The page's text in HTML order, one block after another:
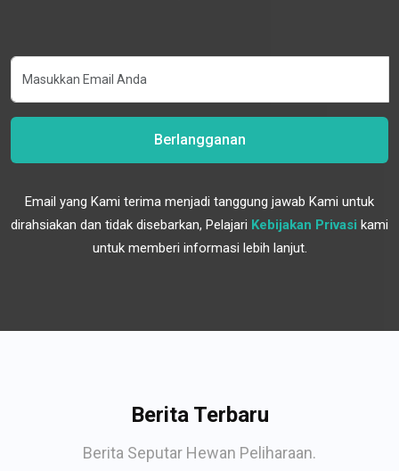
Berlangganan
Email yang Kami terima menjadi tanggung jawab Kami untuk
dirahsiakan dan tidak disebarkan, Pelajari Kebijakan Privasi kami
untuk memberi informasi lebih lanjut.
Berita Terbaru
Berita Seputar Hewan Peliharaan.